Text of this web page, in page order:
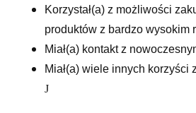
Korzystał(a) z możliwości
produktów z bardzo wysokim
Miał(a) kontakt z
Miał(a) wiele innych korzyści
J